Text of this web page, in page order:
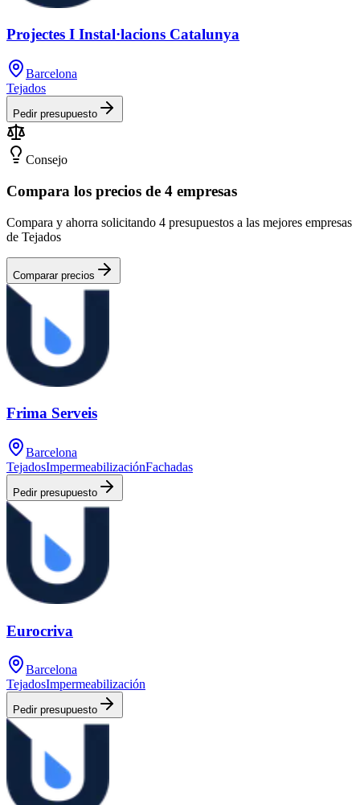
Projectes I Instal·lacions Catalunya
Barcelona
Tejados
Pedir presupuesto
Consejo
Compara los precios de 4 empresas
Compara y ahorra solicitando 4 presupuestos a las mejores empresas
de Tejados
Comparar precios
Frima Serveis
Barcelona
TejadosImpermeabilizaciónFachadas
Pedir presupuesto
Eurocriva
Barcelona
TejadosImpermeabilización
Pedir presupuesto